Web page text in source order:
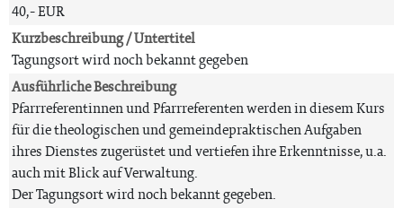
40,- EUR
Kurzbeschreibung / Untertitel
Tagungsort wird noch bekannt gegeben
Ausführliche Beschreibung
Pfarrreferentinnen und Pfarrreferenten werden in diesem Kurs
für die theologischen und gemeindepraktischen Aufgaben
ihres Dienstes zugerüstet und vertiefen ihre Erkenntnisse, u.a.
auch mit Blick auf Verwaltung.
Der Tagungsort wird noch bekannt gegeben.